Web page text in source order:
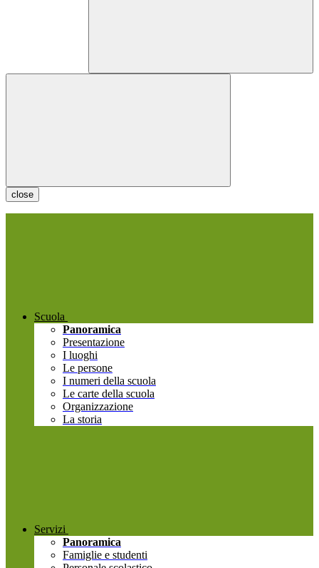
close
Scuola
Panoramica
Presentazione
I luoghi
Le persone
I numeri della scuola
Le carte della scuola
Organizzazione
La storia
Servizi
Panoramica
Famiglie e studenti